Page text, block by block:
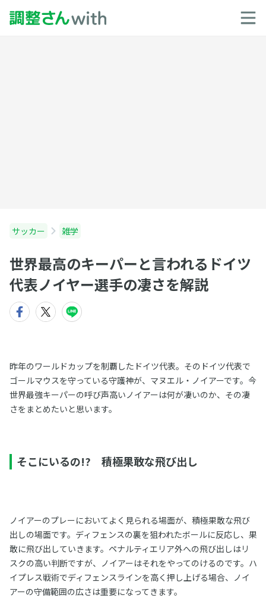
サッカー 雑学
世界最高のキーパーと言われるドイツ
代表ノイヤー選手の凄さを解説
昨年のワールドカップを制覇したドイツ代表。そのドイツ代表で
ゴールマウスを守っている守護神が、マヌエル・ノイアーです。今
世界最強キーパーの呼び声高いノイアーは何が凄いのか、その凄
さをまとめたいと思います。
そこにいるの!? 積極果敢な飛び出し
ノイアーのプレーにおいてよく見られる場面が、積極果敢な飛び
出しの場面です。ディフェンスの裏を狙われたボールに反応し、果
敢に飛び出していきます。ペナルティエリア外への飛び出しはリ
スクの高い判断ですが、ノイアーはそれをやってのけるのです。ハ
イプレス戦術でディフェンスラインを高く押し上げる場合、ノイ
アーの守備範囲の広さは重要になってきます。